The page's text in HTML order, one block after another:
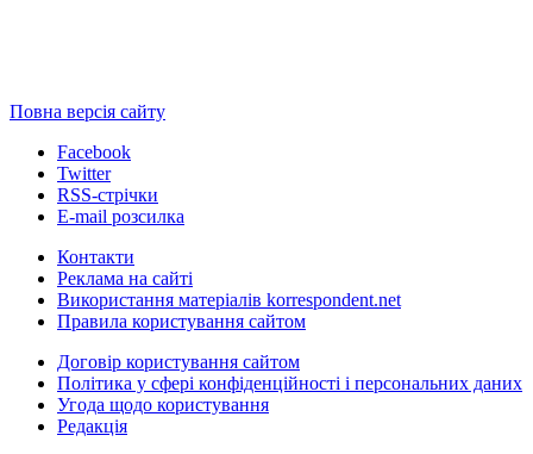
Повна версія сайту
Facebook
Twitter
RSS-стрічки
E-mail розсилка
Контакти
Реклама на сайті
Використання матеріалів korrespondent.net
Правила користування сайтом
Договір користування сайтом
Політика у сфері конфіденційності і персональних даних
Угода щодо користування
Редакція